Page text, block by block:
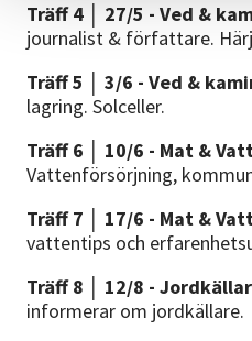
Träff 4 │ 27/5 - Ved &
journalist & författare.
Träff 5 │ 3/6 - Ved &
lagring. Solceller.
Träff 6 │ 10/6 - Mat &
Vattenförsörjning,
Träff 7 │ 17/6 - Mat &
vattentips och
Träff 8 │ 12/8 -
informerar om jordkällare.